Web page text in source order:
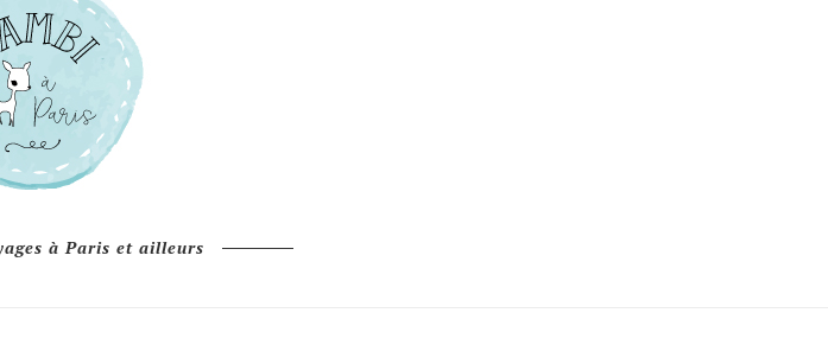
à Paris et ailleurs